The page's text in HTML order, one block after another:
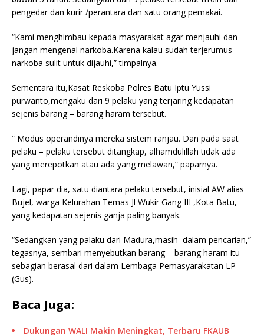
pengedar dan kurir /perantara dan satu orang pemakai.
“Kami menghimbau kepada masyarakat agar menjauhi dan
jangan mengenal narkoba.Karena kalau sudah terjerumus
narkoba sulit untuk dijauhi,” timpalnya.
Sementara itu,Kasat Reskoba Polres Batu Iptu Yussi
purwanto,mengaku dari 9 pelaku yang terjaring kedapatan
sejenis barang – barang haram tersebut.
” Modus operandinya mereka sistem ranjau. Dan pada saat
pelaku – pelaku tersebut ditangkap, alhamdulillah tidak ada
yang merepotkan atau ada yang melawan,” paparnya.
Lagi, papar dia, satu diantara pelaku tersebut, inisial AW alias
Bujel, warga Kelurahan Temas Jl Wukir Gang III ,Kota Batu,
yang kedapatan sejenis ganja paling banyak.
“Sedangkan yang palaku dari Madura,masih dalam pencarian,”
tegasnya, sembari menyebutkan barang – barang haram itu
sebagian berasal dari dalam Lembaga Pemasyarakatan LP
(Gus).
Baca Juga:
Dukungan WALI Makin Meningkat, Terbaru FKAUB